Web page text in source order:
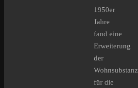
1950er
Jahre
fand eine
Erweiterung
der
Wohnsubstanz
für die